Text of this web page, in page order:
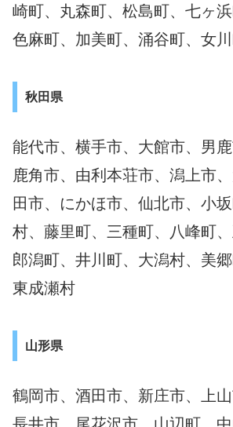
崎町、丸森町、松島町、七ヶ浜
色麻町、加美町、涌谷町、女
秋田県
能代市、横手市、大館市、男鹿
鹿角市、由利本荘市、潟上市
田市、にかほ市、仙北市、小
村、藤里町、三種町、八峰町
郎潟町、井川町、大潟村、美郷
東成瀬村
山形県
鶴岡市、酒田市、新庄市、上山